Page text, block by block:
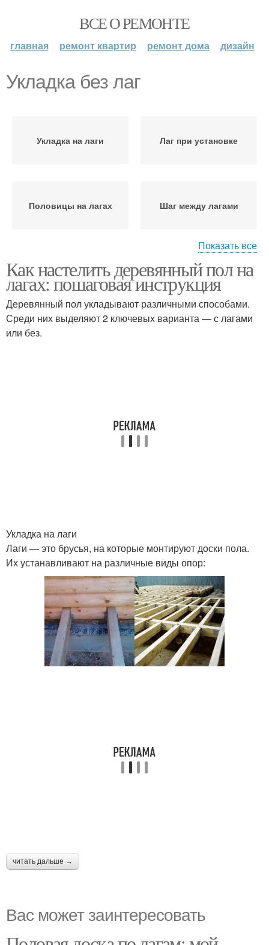
ВСЕ О РЕМОНТЕ
главная ремонт квартир ремонт дома дизайн
Укладка без лаг
Укладка на лаги Лаг при установке
Половицы на лагах Шаг между лагами
Доски к лагам
Показать все
Как настелить деревянный пол на
лагах: пошаговая инструкция
Деревянный пол укладывают различными способами.
Среди них выделяют 2 ключевых варианта — с лагами
или без.
Укладка на лаги
Лаги — это брусья, на которые монтируют доски пола.
Их устанавливают на различные виды опор:
читать дальше →
Вас может заинтересовать